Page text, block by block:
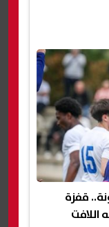
قفزة
اللافت